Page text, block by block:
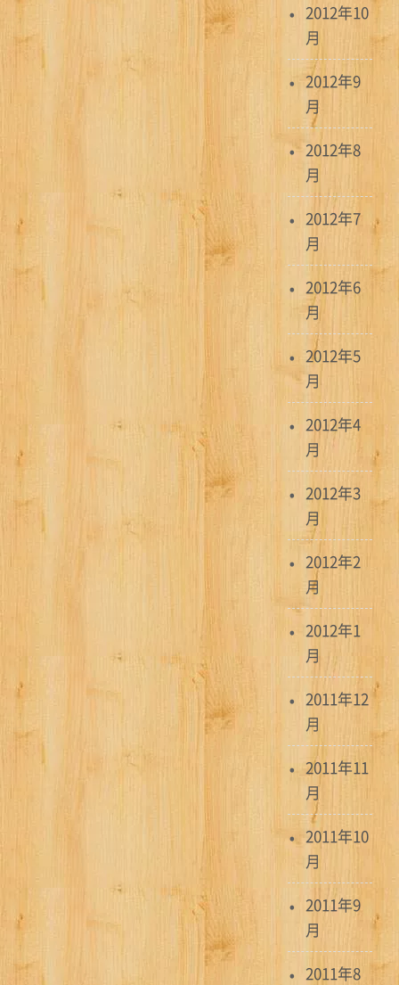
2012年10
月
2012年9
月
2012年8
月
2012年7
月
2012年6
月
2012年5
月
2012年4
月
2012年3
月
2012年2
月
2012年1
月
2011年12
月
2011年11
月
2011年10
月
2011年9
月
2011年8